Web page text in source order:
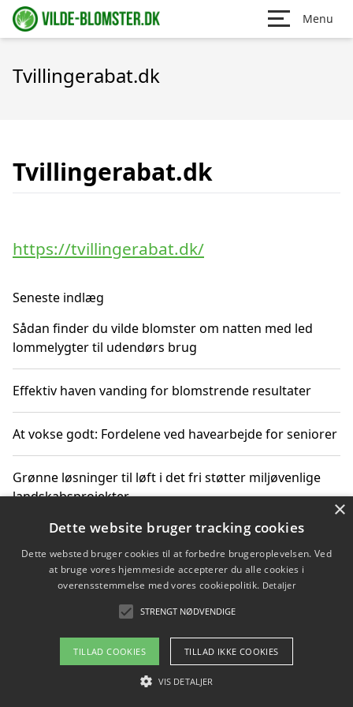
Menu
Tvillingerabat.dk
Tvillingerabat.dk
https://tvillingerabat.dk/
Seneste indlæg
Sådan finder du vilde blomster om natten med led
lommelygter til udendørs brug
Effektiv haven vanding for blomstrende resultater
At vokse godt: Fordelene ved havearbejde for seniorer
Grønne løsninger til løft i det fri støtter miljøvenlige
landskabsprojekter
Gør haven til et frirum for familien og naturen
Copyright 2026 - Pilanto Aps
Om / kontakt
Blog Betingelser
×
Dette website bruger tracking cookies
Dette websted bruger cookies til at forbedre brugeroplevelsen. Ved
at bruge vores hjemmeside accepterer du alle cookies i
overensstemmelse med vores cookiepolitik. Detaljer
STRENGT NØDVENDIGE
TILLAD COOKIES TILLAD IKKE COOKIES
VIS DETALJER